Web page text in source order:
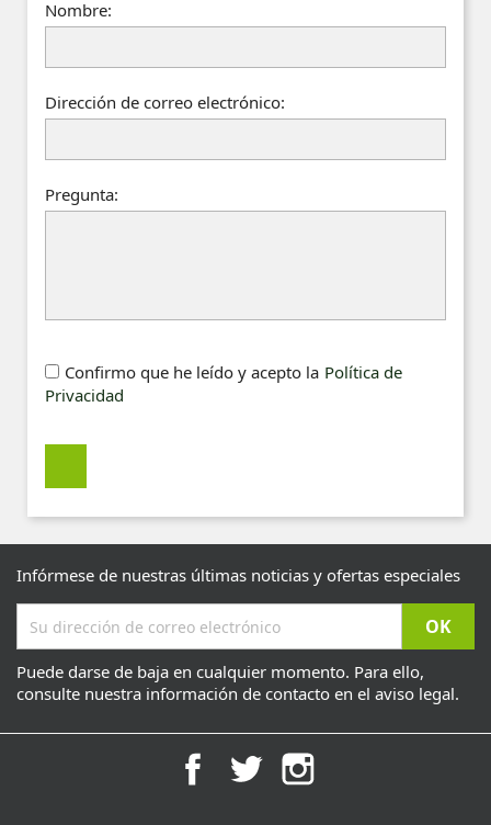
Nombre:
Dirección de correo electrónico:
Pregunta:
Confirmo que he leído y acepto la Política de
Privacidad
Infórmese de nuestras últimas noticias y ofertas especiales
Puede darse de baja en cualquier momento. Para ello,
consulte nuestra información de contacto en el aviso legal.
FacebookTwitter